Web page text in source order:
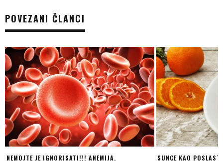
POVEZANI ČLANCI
SUNCE KAO POSLASTICA MUZIKA POD